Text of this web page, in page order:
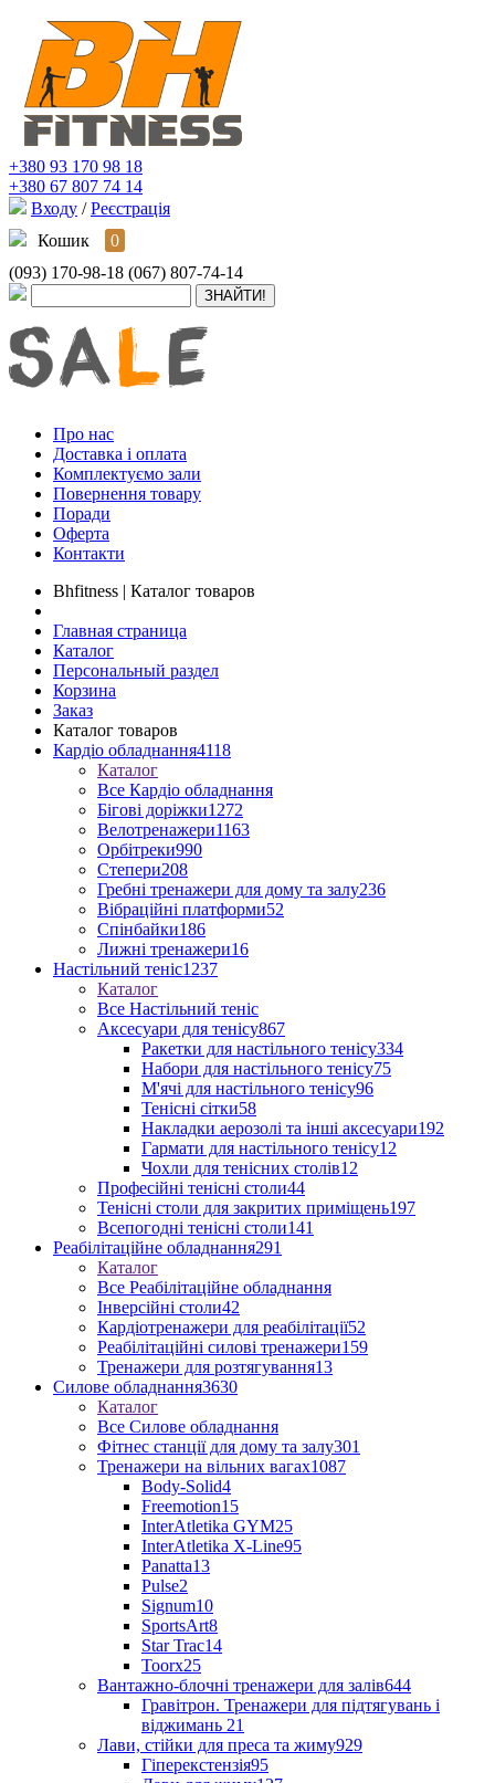
+380 93 170 98 18
+380 67 807 74 14
Входу / Реєстрація
Кошик
0
(093) 170-98-18 (067) 807-74-14
Про нас
Доставка і оплата
Комплектуємо зали
Повернення товару
Поради
Оферта
Контакти
Bhfitness | Каталог товаров
Главная страница
Каталог
Персональный раздел
Корзина
Заказ
Каталог товаров
Кардіо обладнання4118
Каталог
Все Кардіо обладнання
Бігові доріжки1272
Велотренажери1163
Орбітреки990
Степери208
Гребні тренажери для дому та залу236
Вібраційні платформи52
Спінбайки186
Лижні тренажери16
Настільний теніс1237
Каталог
Все Настільний теніс
Аксесуари для тенісу867
Ракетки для настільного тенісу334
Набори для настільного тенісу75
М'ячі для настільного тенісу96
Тенісні сітки58
Накладки аерозолі та інші аксесуари192
Гармати для настільного тенісу12
Чохли для тенісних столів12
Професійні тенісні столи44
Тенісні столи для закритих приміщень197
Всепогодні тенісні столи141
Реабілітаційне обладнання291
Каталог
Все Реабілітаційне обладнання
Інверсійні столи42
Кардіотренажери для реабілітації52
Реабілітаційні силові тренажери159
Тренажери для розтягування13
Силове обладнання3630
Каталог
Все Силове обладнання
Фітнес станції для дому та залу301
Тренажери на вільних вагах1087
Body-Solid4
Freemotion15
InterAtletika GYM25
InterAtletika X-Line95
Panatta13
Pulse2
Signum10
SportsArt8
Star Trac14
Toorx25
Вантажно-блочні тренажери для залів644
Гравітрон. Тренажери для підтягувань і
віджимань 21
Лави, стійки для преса та жиму929
Гіперекстензія95